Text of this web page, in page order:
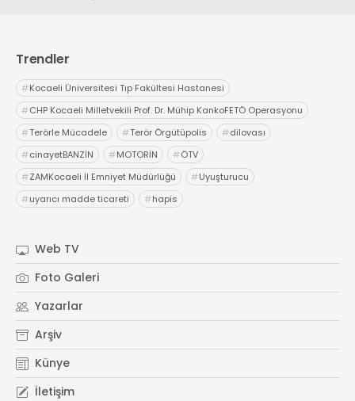
Trendler
#Kocaeli Üniversitesi Tıp Fakültesi Hastanesi
#CHP Kocaeli Milletvekili Prof. Dr. Mühip KankoFETÖ Operasyonu
#Terörle Mücadele #Terör Örgütüpolis #dilovası
#cinayetBANZİN #MOTORİN #ÖTV
#ZAMKocaeli İl Emniyet Müdürlüğü #Uyuşturucu
#uyarıcı madde ticareti #hapis
Web TV
Foto Galeri
Yazarlar
Arşiv
Künye
İletişim